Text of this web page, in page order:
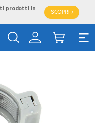
prodotti in
SCOPRI >